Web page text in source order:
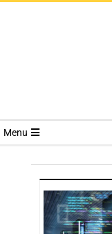
Menu